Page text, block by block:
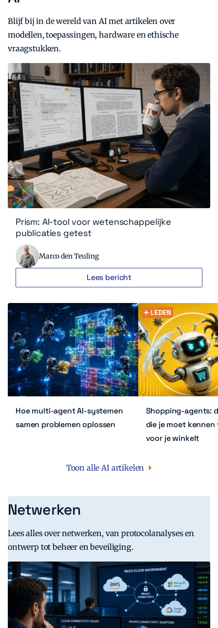
Blijf bij in de wereld van AI met artikelen over
modellen, toepassingen, hardware en ethische
vraagstukken.
Prism: AI-tool voor wetenschappelijke
publicaties getest
Marco den Teuling
Lees bericht
Hoe multi-agent AI-systemen
samen problemen oplossen
Shopping-agents:
die je moet kennen
voor je winkelt
Toon alle AI artikelen
Netwerken
Lees alles over netwerken, van protocolanalyses en
ontwerp tot beheer en beveiliging.